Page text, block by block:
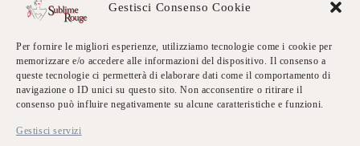
Gestisci Consenso Cookie
Per fornire le migliori esperienze, utilizziamo tecnologie come i cookie per
memorizzare e/o accedere alle informazioni del dispositivo. Il consenso a
queste tecnologie ci permetterà di elaborare dati come il comportamento di
navigazione o ID unici su questo sito. Non acconsentire o ritirare il
consenso può influire negativamente su alcune caratteristiche e funzioni.
Gestisci servizi
Dicono di Noi
Eventi Sublime
Galleria